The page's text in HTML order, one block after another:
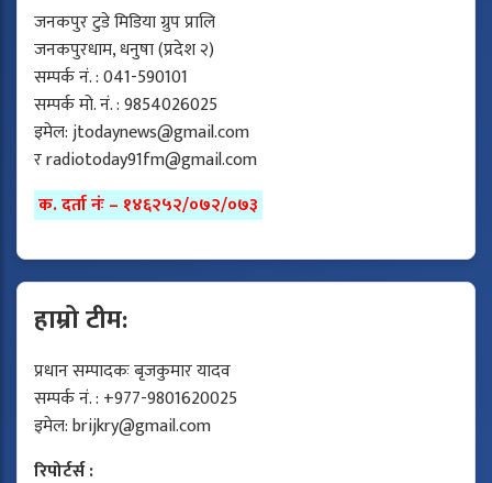
जनकपुर टुडे मिडिया ग्रुप प्रालि
जनकपुरधाम, धनुषा (प्रदेश २)
सम्पर्क नं. : 041-590101
सम्पर्क मो. नं. : 9854026025
इमेल:jtodaynews@gmail.com
रradiotoday91fm@gmail.com
क. दर्ता नंः – १४६२५२/०७२/०७३
हाम्रो टीम:
प्रधान सम्पादकः बृजकुमार यादव
सम्पर्क नं. : +977-9801620025
इमेल:brijkry@gmail.com
रिपोर्टर्स :